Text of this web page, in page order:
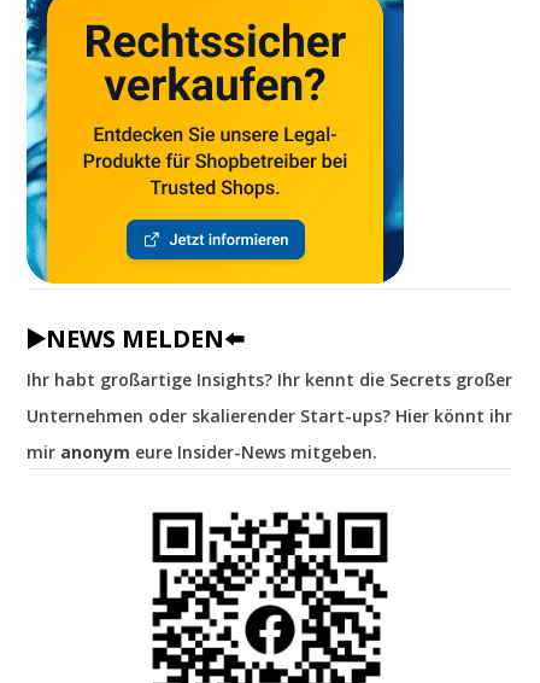
▶️NEWS MELDEN⬅️
Ihr habt großartige Insights? Ihr kennt die Secrets großer
Unternehmen oder skalierender Start-ups? Hier könnt ihr
mir anonym eure Insider-News mitgeben.